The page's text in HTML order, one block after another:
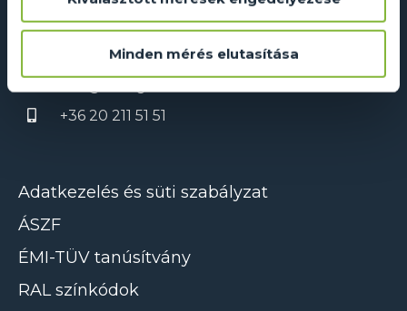
Minden mérés elutasítása
Dual Glass Kft.
2241 Sülysáp, Ipar utca 14/A
+36 20 211 51 51
Adatkezelés és süti szabályzat
ÁSZF
ÉMI-TÜV tanúsítvány
RAL színkódok